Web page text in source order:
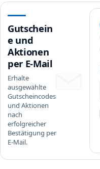
S
e
n
l
e
c
h
Gutschein
e und
Aktionen
per E-Mail
Erhalte
ausgewählte
Gutscheincodes
und Aktionen
nach
erfolgreicher
Bestätigung per
E-Mail.